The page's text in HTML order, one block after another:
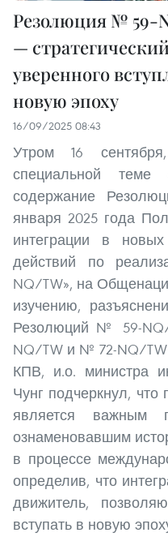
Резолюция № 59-
—
уверенного
новую эпоху
16/09/2025 08:43
Утром 16
специальной
содержание
января 2025 года
интеграции в
действий по
NQ/TW», на
изучению,
Резолюций № 59-
NQ/TW и № 72-NQ/
КПВ, и.о. министра
Чунг подчеркнул,
является важным
ознаменовавшим
в процессе
определив, что
движитель,
вступать в новую